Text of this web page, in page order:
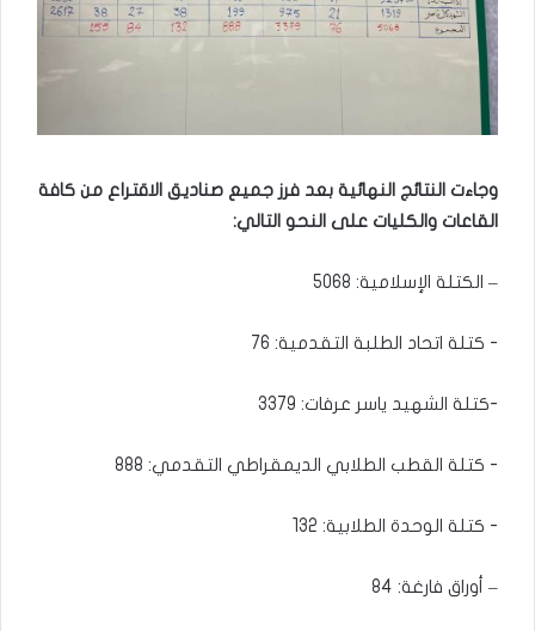
وجاءت النتائج النهائية بعد فرز جميع صناديق الاقتراع من كافة
القاعات والكليات على النحو التالي:
– الكتلة الإسلامية: 5068
– أوراق فارغة: 84